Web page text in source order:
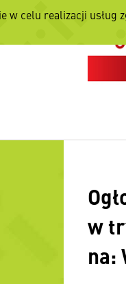
w
na:
w celu realizacji usług